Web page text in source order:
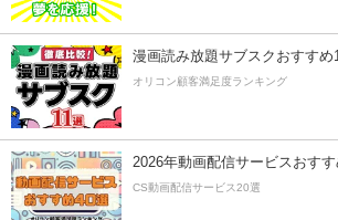
漫画読み放題サブスクおすすめ
オリコン顧客満足度ランキング
2026年動画配信サービスおすす
CS動画配信サービス20選